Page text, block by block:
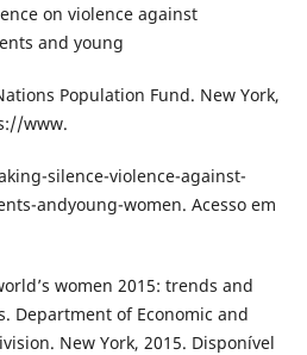
on violence against
and young
Population Fund. New York,
www.
silence-violence-against-
andyoung-women. Acesso em
women 2015: trends and
Department of Economic and
New York, 2015. Disponível